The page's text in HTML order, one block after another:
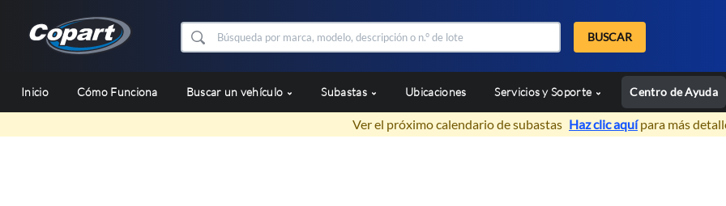
BUSCAR
Inicio Cómo Funciona Buscar un vehículo Subastas Ubicaciones Servicios y Soporte Centro de Ayuda
Ver el próximo calendario de subastas Haz clic aquípara más